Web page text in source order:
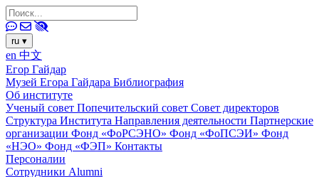
ru ▾
en 中文
Егор Гайдар
Музей Егора Гайдара Библиография
Об институте
Ученый совет Попечительский совет Совет директоров
Структура Института Направления деятельности Партнерские
организации Фонд «ФоРСЭНО» Фонд «ФоПСЭИ» Фонд
«НЭО» Фонд «ФЭП» Контакты
Персоналии
Сотрудники Alumni